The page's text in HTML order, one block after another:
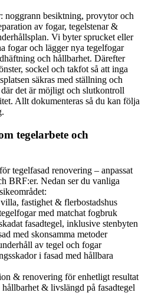
noggrann besiktning, provytor och
av fogar, tegelstenar &
Vi byter sprucket eller
fogar och lägger nya tegelfogar
och hållbarhet. Därefter
sockel och takfot så att inga
säkras med ställning och
det är möjligt och slutkontroll
Allt dokumenteras så du kan följa
tegelarbete och
tegelfasad renovering – anpassat
BRF:er. Nedan ser du vanliga
fastighet & flerbostadshus
med matchat fogbruk
fasadtegel, inklusive stenbyten
med skonsamma metoder
av tegel och fogar
i fasad med hållbara
& renovering för enhetligt resultat
& livslängd på fasadtegel